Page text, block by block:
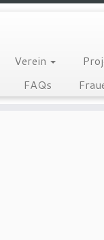
Verein
FAQs
Artikel